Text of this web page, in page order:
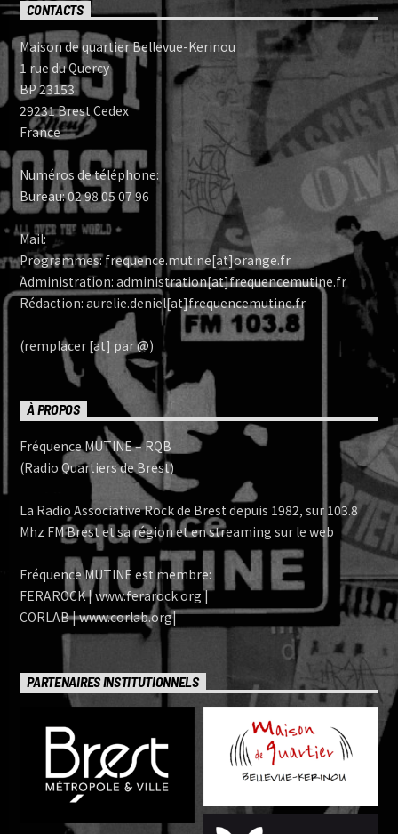
CONTACTS
Maison de quartier Bellevue-Kerinou
1 rue du Quercy
BP 23153
29231 Brest Cedex
France
Numéros de téléphone:
Bureau: 02 98 05 07 96
Mail:
Programmes: frequence.mutine[at]orange.fr
Administration: administration[at]frequencemutine.fr
Rédaction: aurelie.deniel[at]frequencemutine.fr
(remplacer [at] par @)
À PROPOS
Fréquence MUTINE – RQB
(Radio Quartiers de Brest)
La Radio Associative Rock de Brest depuis 1982, sur 103.8
Mhz FM Brest et sa région et en streaming sur le web
Fréquence MUTINE est membre:
FERAROCK | www.ferarock.org |
CORLAB | www.corlab.org|
PARTENAIRES INSTITUTIONNELS